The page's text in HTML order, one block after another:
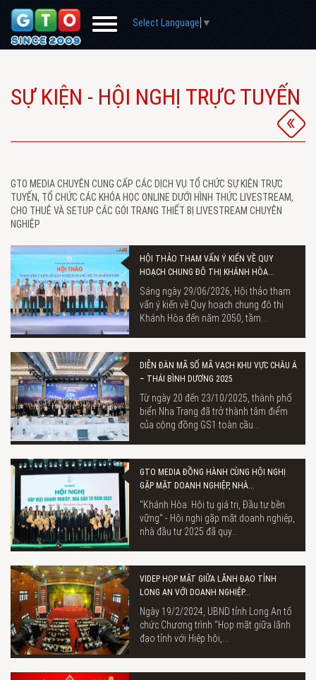
Select Language ▼
SỰ KIỆN - HỘI NGHỊ TRỰC TUYẾN
GTO MEDIA CHUYÊN CUNG CẤP CÁC DỊCH VỤ TỔ CHỨC SỰ KIỆN TRỰC
TUYẾN, TỔ CHỨC CÁC KHÓA HỌC ONLINE DƯỚI HÌNH THỨC LIVESTREAM,
CHO THUÊ VÀ SETUP CÁC GÓI TRANG THIẾT BỊ LIVESTREAM CHUYÊN
NGHIỆP
HỘI THẢO THAM VẤN Ý KIẾN VỀ QUY
HOẠCH CHUNG ĐÔ THỊ KHÁNH HÒA...
Sáng ngày 29/06/2026, Hội thảo tham
vấn ý kiến về Quy hoạch chung đô thị
Khánh Hòa đến năm 2050, tầm...
DIỄN ĐÀN MÃ SỐ MÃ VẠCH KHU VỰC CHÂU Á
– THÁI BÌNH DƯƠNG 2025
Từ ngày 20 đến 23/10/2025, thành phố
biển Nha Trang đã trở thành tâm điểm
của cộng đồng GS1 toàn cầu...
GTO MEDIA ĐỒNG HÀNH CÙNG HỘI NGHỊ
GẶP MẶT DOANH NGHIỆP, NHÀ...
"Khánh Hòa: Hội tụ giá trị, Đầu tư bền
vững" - Hội nghị gặp mặt doanh nghiệp,
nhà đầu tư 2025 đã quy...
VIDEP HỌP MẶT GIỮA LÃNH ĐẠO TỈNH
LONG AN VỚI DOANH NGHIỆP...
Ngày 19/2/2024, UBND tỉnh Long An tổ
chức Chương trình “Họp mặt giữa lãnh
đạo tỉnh với Hiệp hội,...